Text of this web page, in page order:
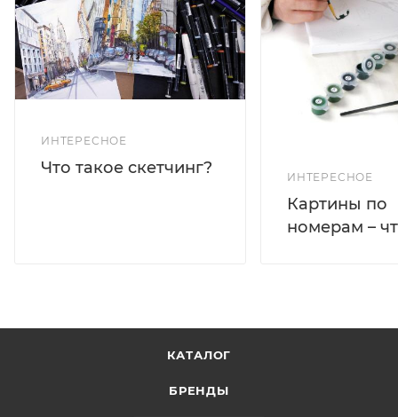
ИНТЕРЕСНОЕ
Что такое скетчинг?
ИНТЕРЕСНОЕ
Картины по
номерам –
КАТАЛОГ
БРЕНДЫ